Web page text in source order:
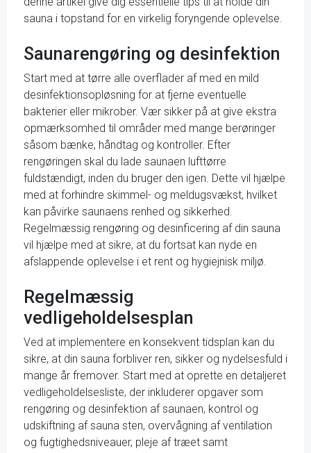
sauna i topstand for en virkelig foryngende oplevelse.
Saunarengøring og desinfektion
Start med at tørre alle overflader af med en mild
desinfektionsopløsning for at fjerne eventuelle
bakterier eller mikrober. Vær sikker på at give ekstra
opmærksomhed til områder med mange berøringer
såsom bænke, håndtag og kontroller. Efter
rengøringen skal du lade saunaen lufttørre
fuldstændigt, inden du bruger den igen. Dette vil hjælpe
med at forhindre skimmel- og meldugsvækst, hvilket
kan påvirke saunaens renhed og sikkerhed.
Regelmæssig rengøring og desinficering af din sauna
vil hjælpe med at sikre, at du fortsat kan nyde en
afslappende oplevelse i et rent og hygiejnisk miljø.
Regelmæssig
vedligeholdelsesplan
Ved at implementere en konsekvent tidsplan kan du
sikre, at din sauna forbliver ren, sikker og nydelsesfuld i
mange år fremover. Start med at oprette en detaljeret
vedligeholdelsesliste, der inkluderer opgaver som
rengøring og desinfektion af saunaen, kontrol og
udskiftning af sauna sten, overvågning af ventilation
og fugtighedsniveauer, pleje af træet samt